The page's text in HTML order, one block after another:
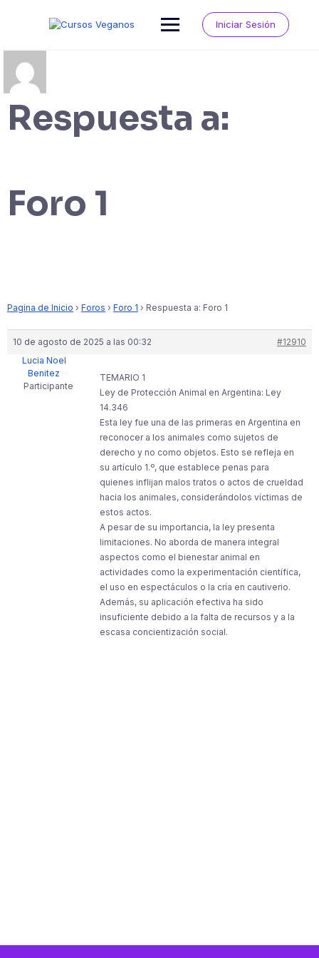
Iniciar Sesión
Respuesta a:
Foro 1
Pagina de Inicio › Foros › Foro 1 › Respuesta a: Foro 1
10 de agosto de 2025 a las 00:32
#12910
Lucia Noel
Benitez
Participante
TEMARIO 1
Ley de Protección Animal en Argentina: Ley
14.346
Esta ley fue una de las primeras en Argentina en
reconocer a los animales como sujetos de
derecho y no como objetos. Esto se refleja en
su artículo 1.º, que establece penas para
quienes inflijan malos tratos o actos de crueldad
hacia los animales, considerándolos víctimas de
estos actos.
A pesar de su importancia, la ley presenta
limitaciones. No aborda de manera integral
aspectos como el bienestar animal en
actividades como la experimentación científica,
el uso en espectáculos o la cría en cautiverio.
Además, su aplicación efectiva ha sido
insuficiente debido a la falta de recursos y a la
escasa concientización social.